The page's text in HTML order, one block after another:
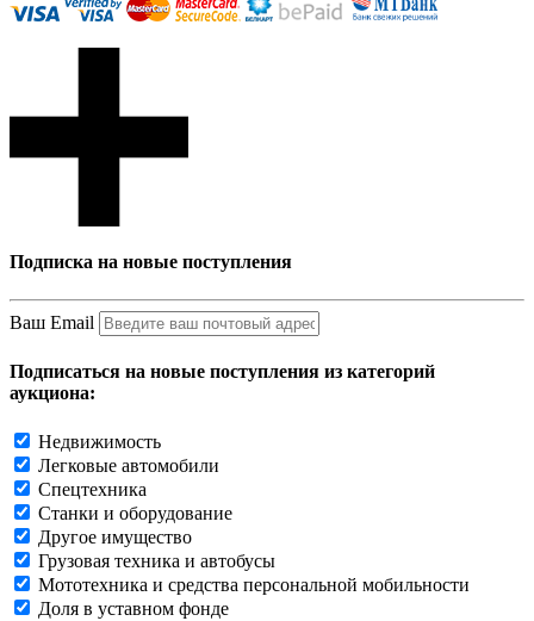
Подписка на новые поступления
Ваш Email
Подписаться на новые поступления из категорий
аукциона:
Недвижимость
Легковые автомобили
Спецтехника
Станки и оборудование
Другое имущество
Грузовая техника и автобусы
Мототехника и средства персональной мобильности
Доля в уставном фонде